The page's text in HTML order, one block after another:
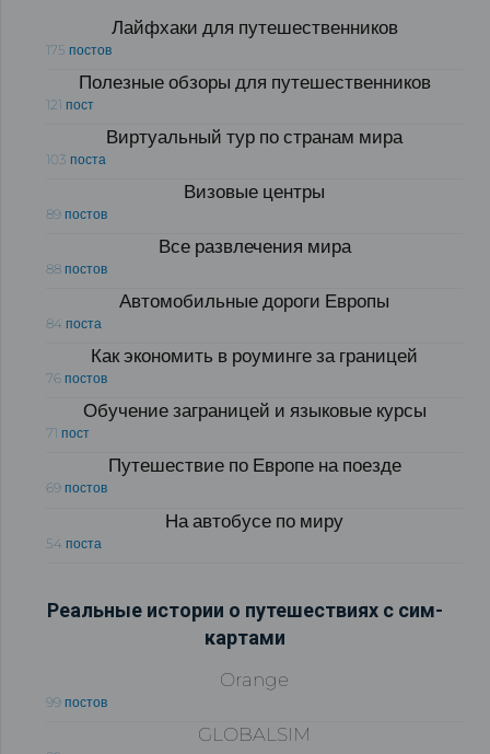
Лайфхаки для путешественников
175 постов
Полезные обзоры для путешественников
121 пост
Виртуальный тур по странам мира
103 поста
Визовые центры
89 постов
Все развлечения мира
88 постов
Автомобильные дороги Европы
84 поста
Как экономить в роуминге за границей
76 постов
Обучение заграницей и языковые курсы
71 пост
Путешествие по Европе на поезде
69 постов
На автобусе по миру
54 поста
Реальные истории о путешествиях с сим-
картами
Orange
99 постов
GLOBALSIM